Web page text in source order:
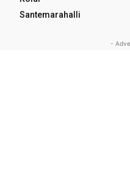
Santemarahalli
-